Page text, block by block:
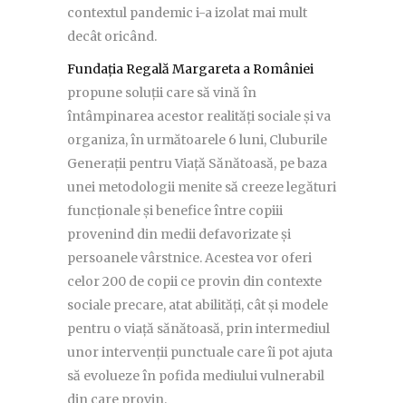
contextul pandemic i-a izolat mai mult
decât oricând.
Fundația Regală Margareta a României
propune soluții care să vină în
întâmpinarea acestor realități sociale și va
organiza, în următoarele 6 luni, Cluburile
Generații pentru Viață Sănătoasă, pe baza
unei metodologii menite să creeze legături
funcționale și benefice între copiii
provenind din medii defavorizate și
persoanele vârstnice. Acestea vor oferi
celor 200 de copii ce provin din contexte
sociale precare, atat abilități, cât și modele
pentru o viață sănătoasă, prin intermediul
unor intervenții punctuale care îi pot ajuta
să evolueze în pofida mediului vulnerabil
din care provin.